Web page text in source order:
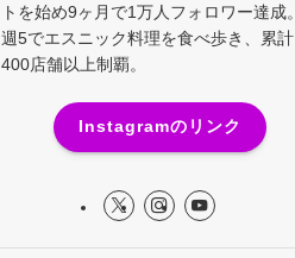
トを始め9ヶ月で1万人フォロワー達成。
週5でエスニック料理を食べ歩き、累計
400店舗以上制覇。
Instagramのリンク